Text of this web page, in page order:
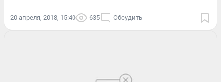
20 апреля, 2018, 15:40 635 Обсудить